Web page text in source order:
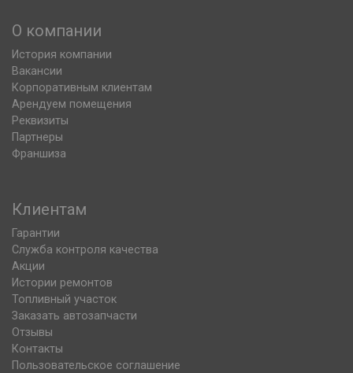
О компании
История компании
Вакансии
Корпоративным клиентам
Арендуем помещения
Реквизиты
Партнеры
Франшиза
Клиентам
Гарантии
Служба контроля качества
Акции
Истории ремонтов
Топливный участок
Заказать автозапчасти
Отзывы
Контакты
Пользовательское соглашение